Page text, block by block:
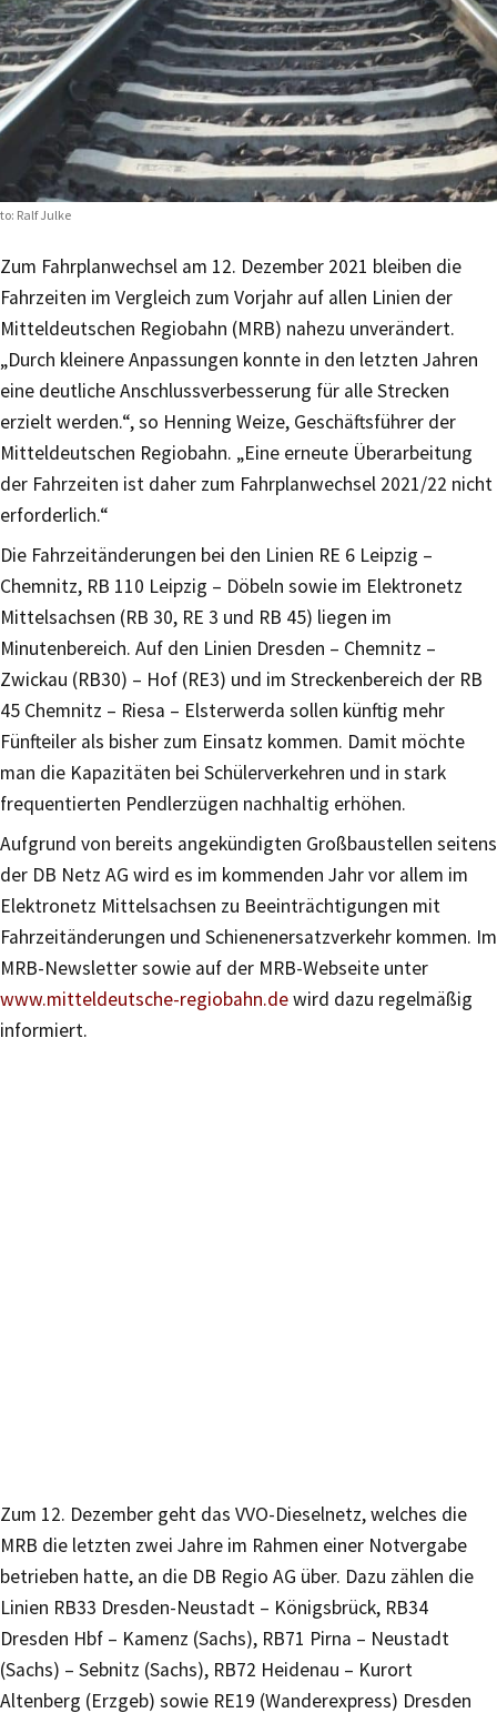
Ralf Julke
Zum Fahrplanwechsel am 12. Dezember 2021 bleiben die
Fahrzeiten im Vergleich zum Vorjahr auf allen Linien der
Mitteldeutschen Regiobahn (MRB) nahezu unverändert.
„Durch kleinere Anpassungen konnte in den letzten Jahren
eine deutliche Anschlussverbesserung für alle Strecken
erzielt werden.“, so Henning Weize, Geschäftsführer der
Mitteldeutschen Regiobahn. „Eine erneute Überarbeitung
der Fahrzeiten ist daher zum Fahrplanwechsel 2021/22 nicht
erforderlich.“
Die Fahrzeitänderungen bei den Linien RE 6 Leipzig –
Chemnitz, RB 110 Leipzig – Döbeln sowie im Elektronetz
Mittelsachsen (RB 30, RE 3 und RB 45) liegen im
Minutenbereich. Auf den Linien Dresden – Chemnitz –
Zwickau (RB30) – Hof (RE3) und im Streckenbereich der RB
45 Chemnitz – Riesa – Elsterwerda sollen künftig mehr
Fünfteiler als bisher zum Einsatz kommen. Damit möchte
man die Kapazitäten bei Schülerverkehren und in stark
frequentierten Pendlerzügen nachhaltig erhöhen.
Aufgrund von bereits angekündigten Großbaustellen seitens
der DB Netz AG wird es im kommenden Jahr vor allem im
Elektronetz Mittelsachsen zu Beeinträchtigungen mit
Fahrzeitänderungen und Schienenersatzverkehr kommen. Im
MRB-Newsletter sowie auf der MRB-Webseite unter
www.mitteldeutsche-regiobahn.dewird dazu regelmäßig
informiert.
Zum 12. Dezember geht das VVO-Dieselnetz, welches die
MRB die letzten zwei Jahre im Rahmen einer Notvergabe
betrieben hatte, an die DB Regio AG über. Dazu zählen die
Linien RB33 Dresden-Neustadt – Königsbrück, RB34
Dresden Hbf – Kamenz (Sachs), RB71 Pirna – Neustadt
(Sachs) – Sebnitz (Sachs), RB72 Heidenau – Kurort
Altenberg (Erzgeb) sowie RE19 (Wanderexpress) Dresden